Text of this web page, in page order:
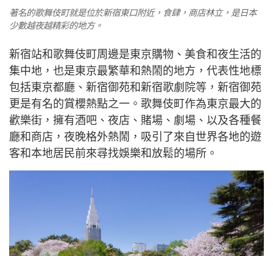
著名的歌舞伎町就是位於新宿東口附近，食肆，商店林立，是日本
少數越夜越精彩的地方。
新宿站和歌舞伎町周邊是東京購物、美食和夜生活的
集中地，也是東京最繁華和熱鬧的地方，代表性地標
包括東京都廳、新宿御苑和新宿歌劇院等，新宿御苑
更是有名的賞櫻熱點之一。歌舞伎町作為東京最大的
歡樂街，擁有酒吧、夜店、賭場、劇場、以及各種餐
廳和商店，夜晚格外熱鬧，吸引了來自世界各地的遊
客和本地居民前來尋找娛樂和放鬆的場所。